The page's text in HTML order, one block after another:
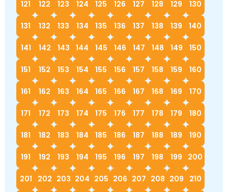
121 122 123 124 125 126 127 128 129 130
131 132 133 134 135 136 137 138 139 140
141 142 143 144 145 146 147 148 149 150
151 152 153 154 155 156 157 158 159 160
161 162 163 164 165 166 167 168 169 170
171 172 173 174 175 176 177 178 179 180
181 182 183 184 185 186 187 188 189 190
191 192 193 194 195 196 197 198 199 200
201 202 203 204 205 206 207 208 209 210